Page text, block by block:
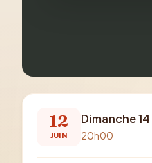
12
JUIN
Dimanche
20h00